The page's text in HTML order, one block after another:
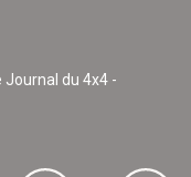
Journal du 4x4 -